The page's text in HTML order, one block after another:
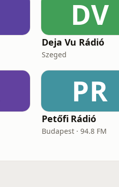
DV
Deja Vu Rádió
Szeged
PR
Petőfi Rádió
Budapest · 94.8 FM